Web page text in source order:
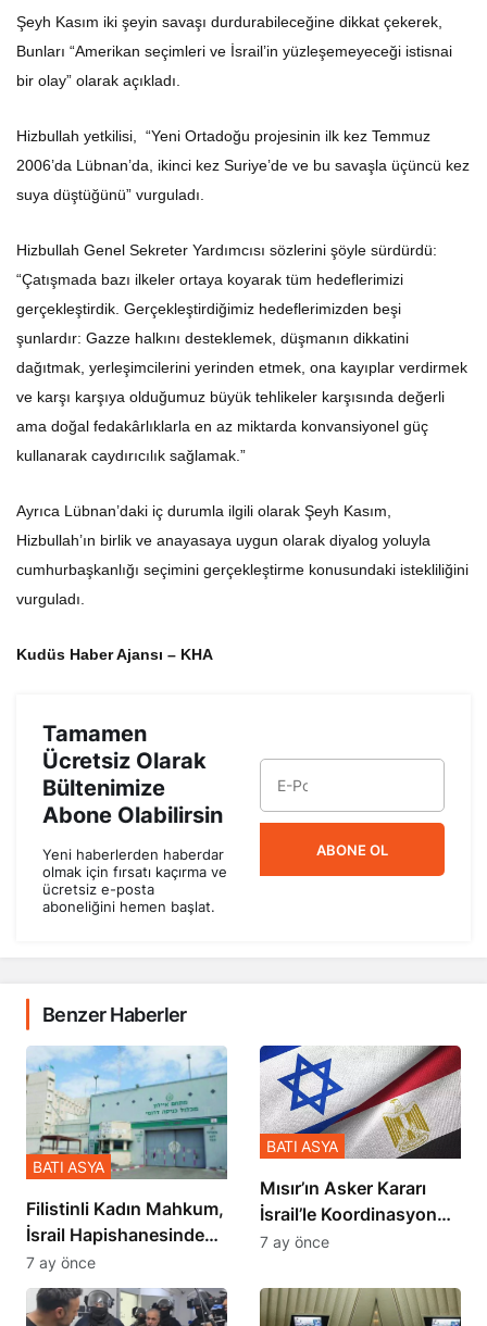
Şeyh Kasım iki şeyin savaşı durdurabileceğine dikkat çekerek,
Bunları “Amerikan seçimleri ve İsrail’in yüzleşemeyeceği istisnai
bir olay” olarak açıkladı.
Hizbullah yetkilisi, “Yeni Ortadoğu projesinin ilk kez Temmuz
2006’da Lübnan’da, ikinci kez Suriye’de ve bu savaşla üçüncü kez
suya düştüğünü” vurguladı.
Hizbullah Genel Sekreter Yardımcısı sözlerini şöyle sürdürdü:
“Çatışmada bazı ilkeler ortaya koyarak tüm hedeflerimizi
gerçekleştirdik. Gerçekleştirdiğimiz hedeflerimizden beşi
şunlardır: Gazze halkını desteklemek, düşmanın dikkatini
dağıtmak, yerleşimcilerini yerinden etmek, ona kayıplar verdirmek
ve karşı karşıya olduğumuz büyük tehlikeler karşısında değerli
ama doğal fedakârlıklarla en az miktarda konvansiyonel güç
kullanarak caydırıcılık sağlamak.”
Ayrıca Lübnan’daki iç durumla ilgili olarak Şeyh Kasım,
Hizbullah’ın birlik ve anayasaya uygun olarak diyalog yoluyla
cumhurbaşkanlığı seçimini gerçekleştirme konusundaki istekliliğini
vurguladı.
Kudüs Haber Ajansı – KHA
Tamamen
Ücretsiz Olarak
Bültenimize
Abone Olabilirsin
Yeni haberlerden haberdar
olmak için fırsatı kaçırma ve
ücretsiz e-posta
aboneliğini hemen başlat.
ABONE OL
Benzer Haberler
Filistinli Kadın Mahkum,
İsrail Hapishanesindeki
Zulmü Anlattı
BATI ASYA
7 ay önce
Mısır’ın Asker Kararı
İsrail’le Koordinasyon
İçinde Gerçekleşmiş
BATI ASYA
7 ay önce